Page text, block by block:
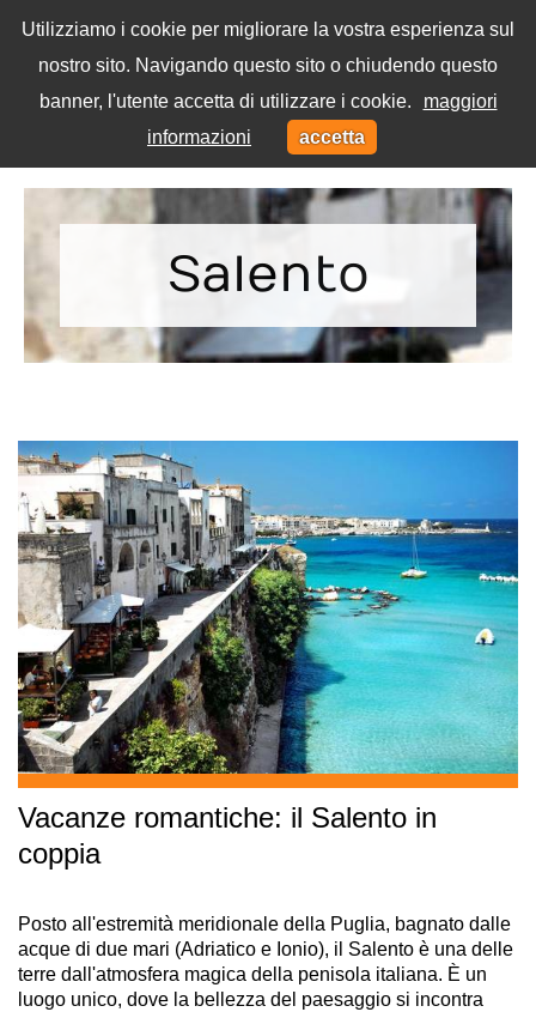
Utilizziamo i cookie per migliorare la vostra esperienza sul
nostro sito. Navigando questo sito o chiudendo questo
banner, l'utente accetta di utilizzare i cookie.
maggiori
informazioni
accetta
Menu
Salento
Vacanze romantiche: il Salento in
coppia
Posto all'estremità meridionale della Puglia, bagnato dalle
acque di due mari (Adriatico e Ionio), il Salento è una delle
terre dall'atmosfera magica della penisola italiana. È un
luogo unico, dove la bellezza del paesaggio si incontra